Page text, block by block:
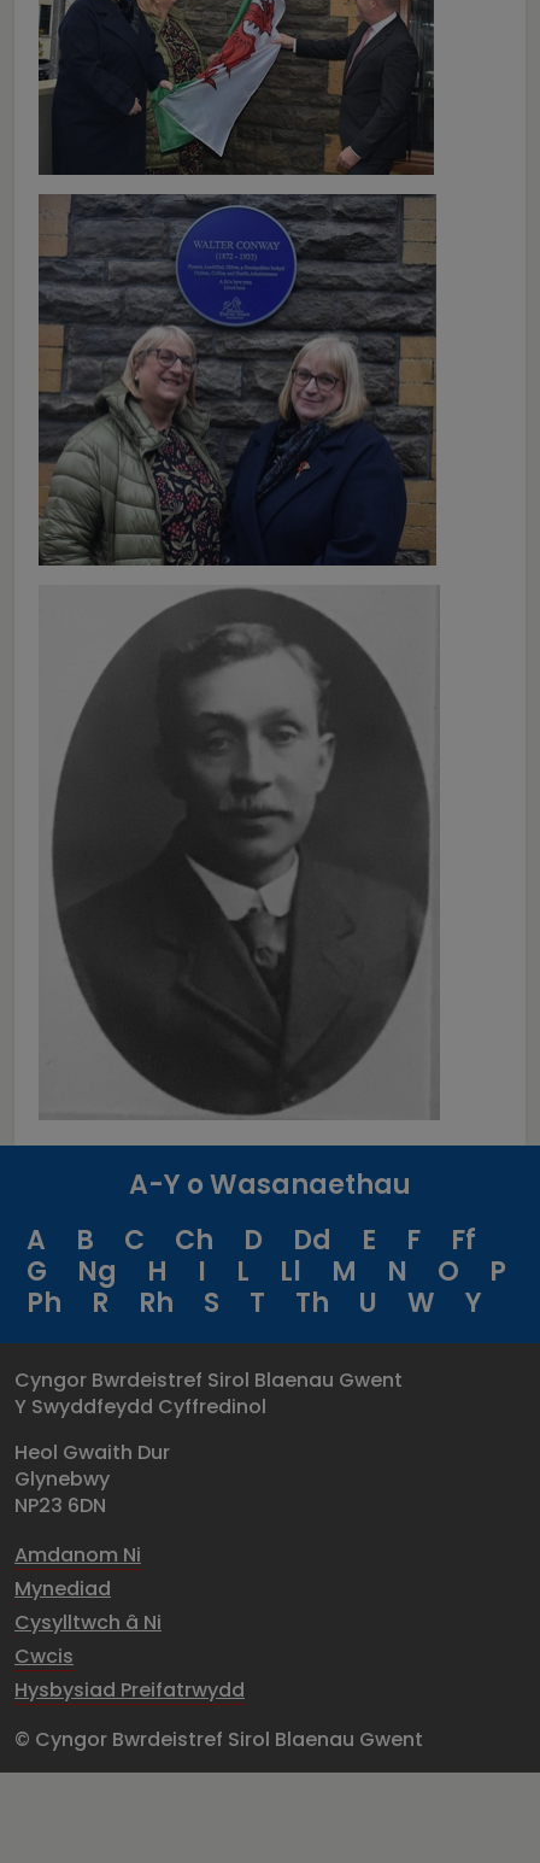
A-Y o Wasanaethau
A
B C Ch D Dd E F
Ff
G
Ng H I L Ll M N O
P
Ph
R Rh S T Th U W Y
Cyngor Bwrdeistref Sirol Blaenau Gwent
Y Swyddfeydd Cyffredinol
Heol Gwaith Dur
Glynebwy
NP23 6DN
Amdanom Ni
Mynediad
Cysylltwch â Ni
Cwcis
Hysbysiad Preifatrwydd
© Cyngor Bwrdeistref Sirol Blaenau Gwent